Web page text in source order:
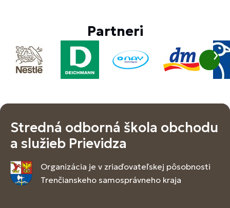
Partneri
Stredná odborná škola obchodu
a služieb Prievidza
Organizácia je v zriaďovateľskej pôsobnosti
Trenčianskeho samosprávneho kraja